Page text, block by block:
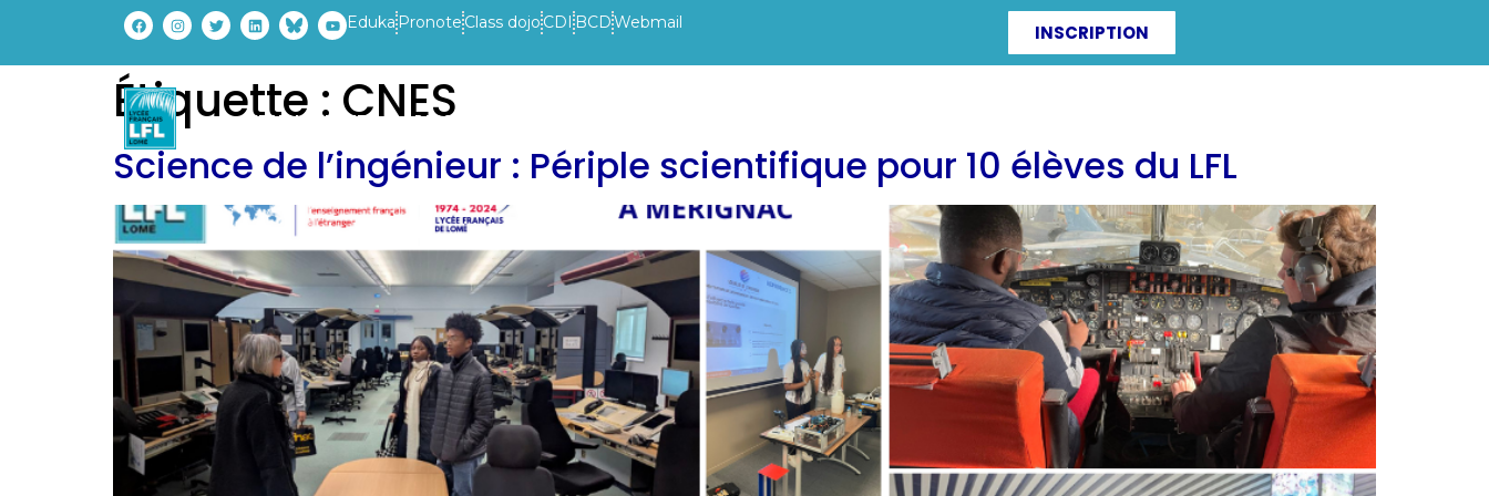
Eduka Pronote Class dojo CDI BCDWebmail INSCRIPTION
ETABLISSEMENT PARCOURS
Étiquette : CNES
Science de l’ingénieur : Périple scientifique pour 10 élèves du LFL